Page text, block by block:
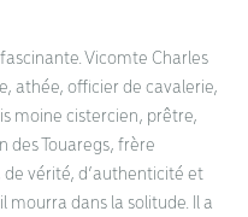
Vicomte Charles
athée, officier de cavalerie,
moine cistercien, prêtre,
Touaregs, frère
vérité, d’authenticité et
mourra dans la solitude. Il a